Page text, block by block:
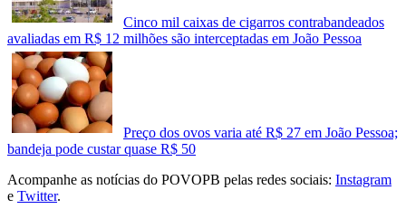
Cinco mil caixas de cigarros contrabandeados
avaliadas em R$ 12 milhões são interceptadas em João Pessoa
Preço dos ovos varia até R$ 27 em João Pessoa;
bandeja pode custar quase R$ 50
Acompanhe as notícias do POVOPB pelas redes sociais: Instagram
e Twitter.